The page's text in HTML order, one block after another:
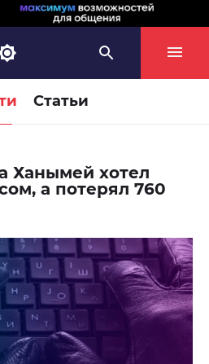
Статьи
Ханымей хотел
а потерял 760